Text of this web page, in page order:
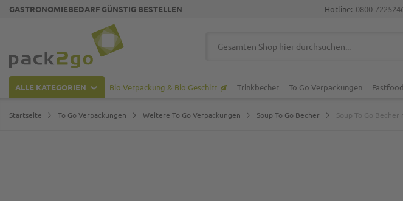
GASTRONOMIEBEDARF GÜNSTIG BESTELLEN Hotline: 0800-
ALLE KATEGORIEN Bio Verpackung & Bio Geschirr Trinkbecher To Go Verpackungen
Startseite To Go Verpackungen Weitere To Go Verpackungen Soup To Go Becher Soup To Go